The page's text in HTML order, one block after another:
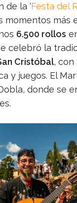
de la ‘Festa del
momentos más
6.500 rollos
celebró la
Cristóbal, con
y juegos. El
donde se